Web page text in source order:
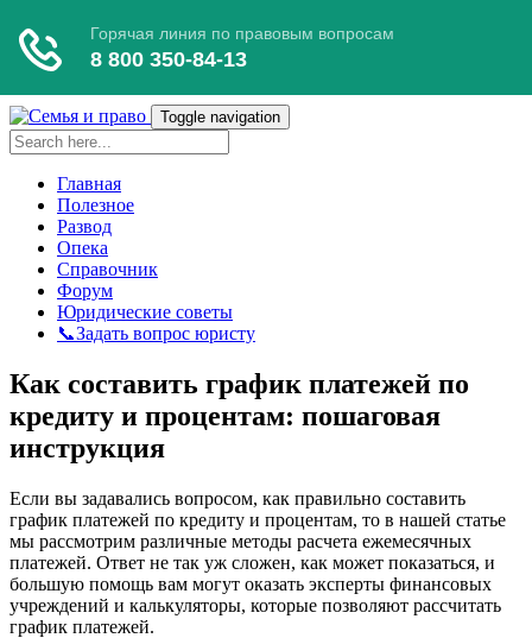
Toggle navigation
Главная
Полезное
Развод
Опека
Справочник
Форум
Юридические советы
📞Задать вопрос юристу
Как составить график платежей по
кредиту и процентам: пошаговая
инструкция
Если вы задавались вопросом, как правильно составить
график платежей по кредиту и процентам, то в нашей статье
мы рассмотрим различные методы расчета ежемесячных
платежей. Ответ не так уж сложен, как может показаться, и
большую помощь вам могут оказать эксперты финансовых
учреждений и калькуляторы, которые позволяют рассчитать
график платежей.